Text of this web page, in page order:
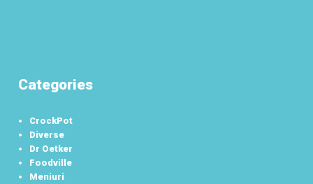
Categories
CrockPot
Diverse
Dr Oetker
Foodville
Meniuri